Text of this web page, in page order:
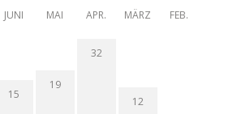
JUNI
MAI
APR.
MÄRZ
FEB.
15
19
32
12